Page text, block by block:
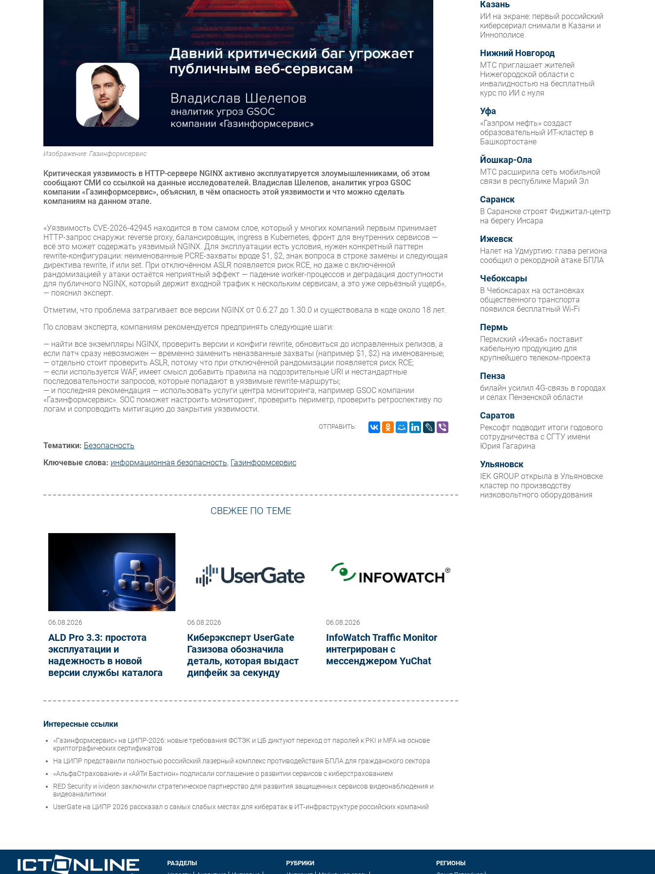
Изображение: Газинформсервис
Критическая уязвимость в HTTP-сервере NGINX активно эксплуатируется злоумышленниками, об этом
сообщают СМИ со ссылкой на данные исследователей. Владислав Шелепов, аналитик угроз GSOC
компании «Газинформсервис», объяснил, в чём опасность этой уязвимости и что можно сделать
компаниям на данном этапе.
«Уязвимость CVE-2026-42945 находится в том самом слое, который у многих компаний первым принимает
HTTP-запрос снаружи: reverse proxy, балансировщик, ingress в Kubernetes, фронт для внутренних сервисов —
всё это может содержать уязвимый NGINX. Для эксплуатации есть условия, нужен конкретный паттерн
rewrite-конфигурации: неименованные PCRE-захваты вроде $1, $2, знак вопроса в строке замены и следующая
директива rewrite, if или set. При отключённом ASLR появляется риск RCE, но даже с включённой
рандомизацией у атаки остаётся неприятный эффект — падение worker-процессов и деградация доступности
для публичного NGINX, который держит входной трафик к нескольким сервисам, а это уже серьёзный ущерб»,
— пояснил эксперт.
Отметим, что проблема затрагивает все версии NGINX от 0.6.27 до 1.30.0 и существовала в коде около 18 лет.
По словам эксперта, компаниям рекомендуется предпринять следующие шаги:
— найти все экземпляры NGINX, проверить версии и конфиги rewrite, обновиться до исправленных релизов, а
если патч сразу невозможен — временно заменить неназванные захваты (например $1, $2) на именованные;
— отдельно стоит проверить ASLR, потому что при отключённой рандомизации появляется риск RCE;
— если используется WAF, имеет смысл добавить правила на подозрительные URI и нестандартные
последовательности запросов, которые попадают в уязвимые rewrite-маршруты;
— и последняя рекомендация — использовать услуги центра мониторинга, например GSOC компании
«Газинформсервис». SOC поможет настроить мониторинг, проверить периметр, проверить ретроспективу по
логам и сопроводить митигацию до закрытия уязвимости.
ОТПРАВИТЬ:
Тематики: Безопасность
Ключевые слова: информационная безопасность, Газинформсервис
СВЕЖЕЕ ПО ТЕМЕ
06.08.2026
ALD Pro 3.3: простота
эксплуатации и
надежность в новой
версии службы каталога
06.08.2026
Киберэксперт UserGate
Газизова обозначила
деталь, которая выдаст
дипфейк за секунду
06.08.2026
InfoWatch Traffic Monitor
интегрирован с
мессенджером YuChat
Интересные ссылки
«Газинформсервис» на ЦИПР-2026: новые требования ФСТЭК и ЦБ диктуют переход от паролей к PKI и MFA на основе
криптографических сертификатов
На ЦИПР представили полностью российский лазерный комплекс противодействия БПЛА для гражданского сектора
«АльфаСтрахование» и «АйТи Бастион» подписали соглашение о развитии сервисов с киберстрахованием
RED Security и ivideon заключили стратегическое партнерство для развития защищенных сервисов видеонаблюдения и
видеоаналитики
UserGate на ЦИПР 2026 рассказал о самых слабых местах для кибератак в ИТ‑инфраструктуре российских компаний
Казань
ИИ на экране: первый российский
киберсериал снимали в Казани и
Иннополисе
Нижний Новгород
МТС приглашает жителей
Нижегородской области с
инвалидностью на бесплатный
курс по ИИ с нуля
Уфа
«Газпром нефть» создаст
образовательный ИТ-кластер в
Башкортостане
Йошкар-Ола
МТС расширила сеть мобильной
связи в республике Марий Эл
Саранск
В Саранске строят Фиджитал-центр
на берегу Инсара
Ижевск
Налет на Удмуртию: глава региона
сообщил о рекордной атаке БПЛА
Чебоксары
В Чебоксарах на остановках
общественного транспорта
появился бесплатный Wi‑Fi
Пермь
Пермский «Инкаб» поставит
кабельную продукцию для
крупнейшего телеком-проекта
Пенза
билайн усилил 4G-связь в городах
и селах Пензенской области
Саратов
Рексофт подводит итоги годового
сотрудничества с СГТУ имени
Юрия Гагарина
Ульяновск
IEK GROUP открыла в Ульяновске
кластер по производству
низковольтного оборудования
РАЗДЕЛЫ РУБРИКИ РЕГИОНЫ